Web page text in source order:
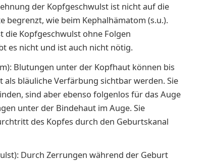
der Kopfgeschwulst ist nicht auf die
begrenzt, wie beim Kephalhämatom (s.u.).
die Kopfgeschwulst ohne Folgen
es nicht und ist auch nicht nötig.
Blutungen unter der Kopfhaut können bis
bläuliche Verfärbung sichtbar werden. Sie
sind aber ebenso folgenlos für das Auge
unter der Bindehaut im Auge. Sie
des Kopfes durch den Geburtskanal
Durch Zerrungen während der Geburt